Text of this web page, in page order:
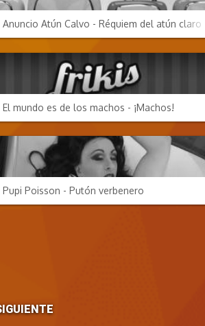
Anuncio Atún Calvo - Réquiem del atún claro
CHORRADAS
El mundo es de los machos - ¡Machos!
CANCIONES FRIKIS
Pupi Poisson - Putón verbenero